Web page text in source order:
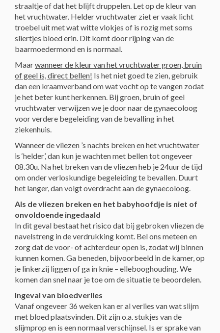
straaltje of dat het blijft druppelen. Let op de kleur van
het vruchtwater. Helder vruchtwater ziet er vaak licht
troebel uit met wat witte vlokjes of is rozig met soms
sliertjes bloed erin. Dit komt door rijping van de
baarmoedermond en is normaal.
Maarwanneer de kleur van het vruchtwater groen, bruin
of geel is, direct bellen! Is het niet goed te zien, gebruik
dan een kraamverband om wat vocht op te vangen zodat
je het beter kunt herkennen. Bij groen, bruin of geel
vruchtwater verwijzen we je door naar de gynaecoloog
voor verdere begeleiding van de bevalling in het
ziekenhuis.
Wanneer de vliezen ’s nachts breken en het vruchtwater
is ‘helder’, dan kun je wachten met bellen tot ongeveer
08.30u. Na het breken van de vliezen heb je 24uur de tijd
om onder verloskundige begeleiding te bevallen. Duurt
het langer, dan volgt overdracht aan de gynaecoloog.
Als de vliezen breken en het babyhoofdje is niet of
onvoldoende ingedaald
In dit geval bestaat het risico dat bij gebroken vliezen de
navelstreng in de verdrukking komt. Bel ons meteen en
zorg dat de voor- of achterdeur open is, zodat wij binnen
kunnen komen. Ga beneden, bijvoorbeeld in de kamer, op
je linkerzij liggen of ga in knie – ellebooghouding. We
komen dan snel naar je toe om de situatie te beoordelen.
Ingeval van bloedverlies
Vanaf ongeveer 36 weken kan er al verlies van wat slijm
met bloed plaatsvinden. Dit zijn o.a. stukjes van de
slijmprop en is een normaal verschijnsel. Is er sprake van